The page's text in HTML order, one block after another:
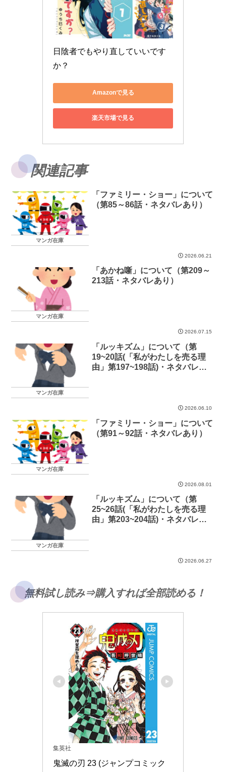
日陰者でもやり直していいです
か？
Amazonで見る
楽天市場で見る
関連記事
マンガ在庫
「ファミリー・ショー」について
（第85～86話・ネタバレあり）
2026.06.21
マンガ在庫
「あかね噺」について（第209～
213話・ネタバレあり）
2026.07.15
マンガ在庫
「ルッキズム」について（第
19~20話(「私がわたしを売る理
由」第197~198話)・ネタバレあ
2026.06.10
マンガ在庫
「ファミリー・ショー」について
（第91～92話・ネタバレあり）
2026.08.01
マンガ在庫
「ルッキズム」について（第
25~26話(「私がわたしを売る理
由」第203~204話)・ネタバレあ
2026.06.27
無料試し読み⇒購入すれば全部読める！
集英社
鬼滅の刃 23 (ジャンプコミック